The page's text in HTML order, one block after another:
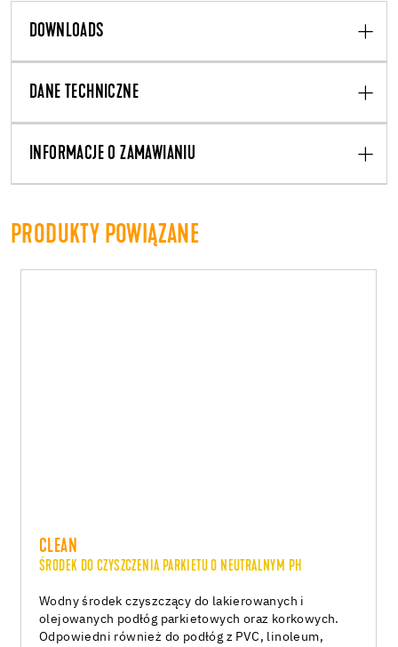
DOWNLOADS
DANE TECHNICZNE
INFORMACJE O ZAMAWIANIU
PRODUKTY POWIĄZANE
CLEAN
ŚRODEK DO CZYSZCZENIA PARKIETU O NEUTRALNYM PH
Wodny środek czyszczący do lakierowanych i
olejowanych podłóg parkietowych oraz korkowych.
Odpowiedni również do podłóg z PVC, linoleum,